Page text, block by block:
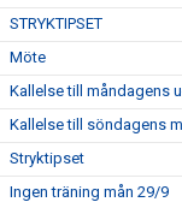
STRYKTIPSET
Möte
Kallelse till måndagens
Kallelse till söndagens
Stryktipset
Ingen träning mån 29/9